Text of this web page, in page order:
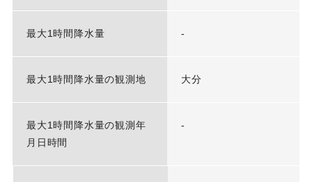
最大1時間降水量 -
最大1時間降水量の観測地 大分
最大1時間降水量の観測年
月日時間
-